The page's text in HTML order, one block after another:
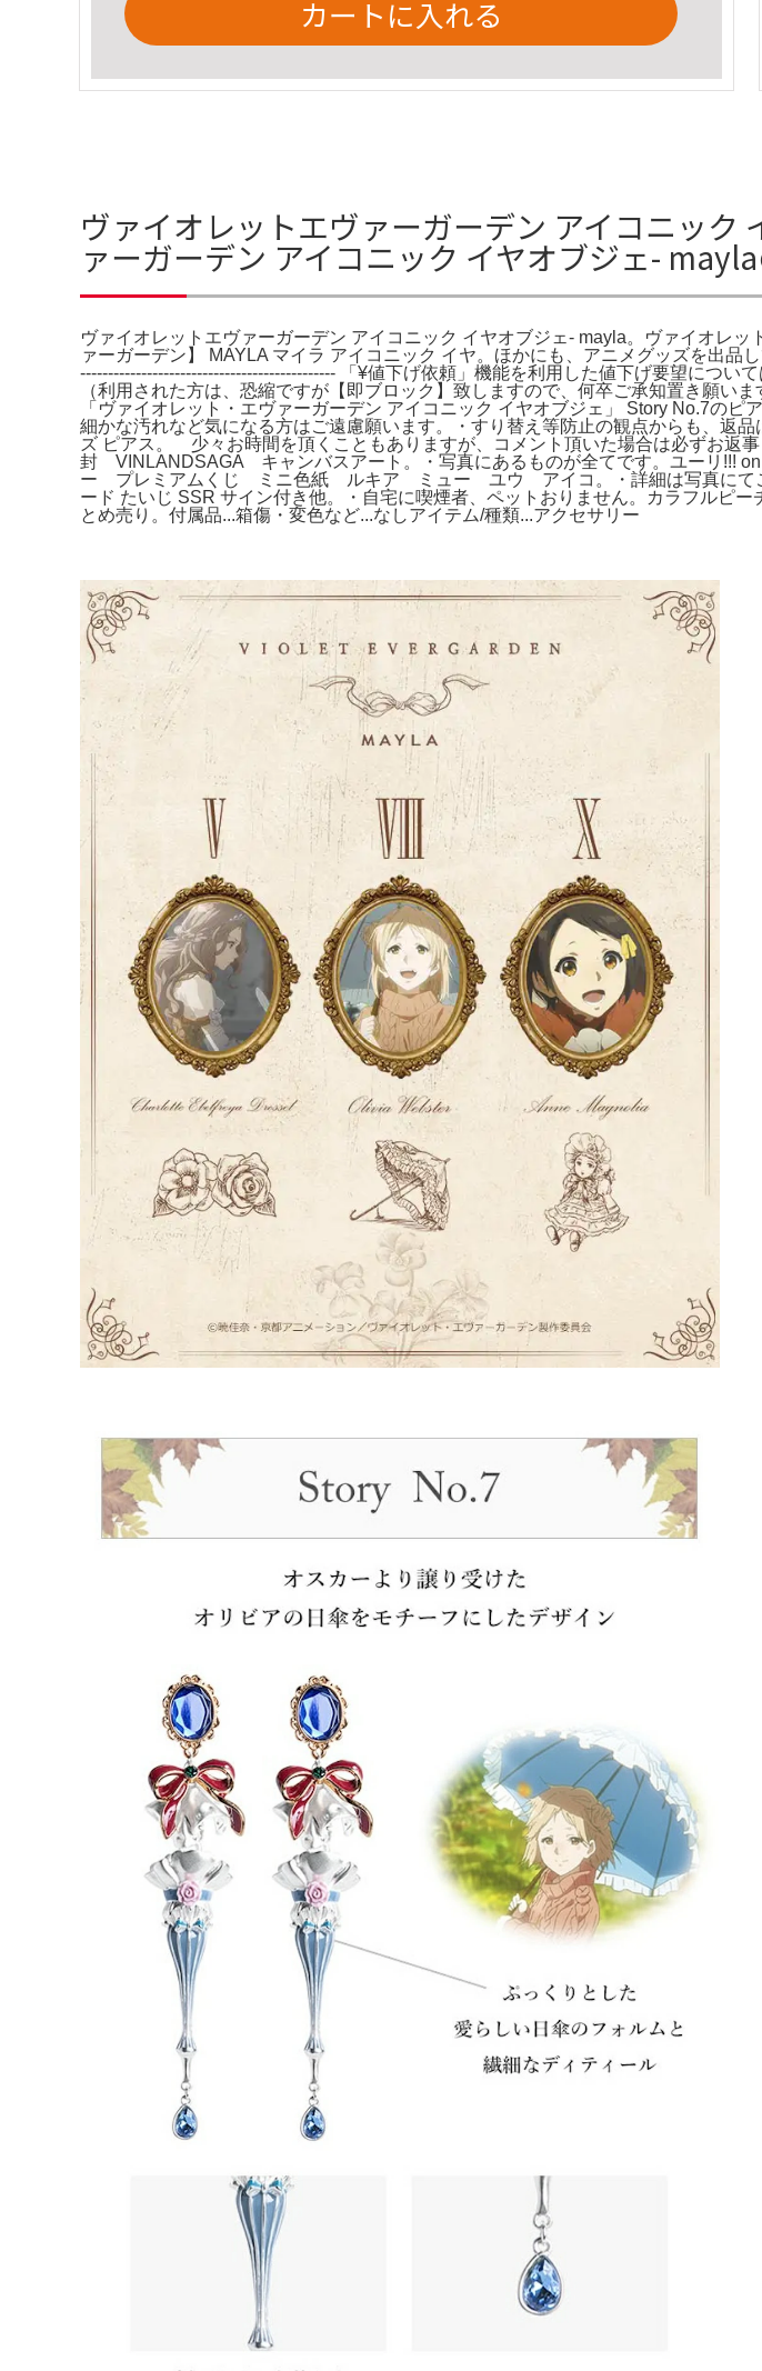
カートに入れる
ヴァイオレットエヴァーガーデン アイコニッ
ァーガーデン アイコニック イヤオブジェ-
ヴァイオレットエヴァーガーデン アイコニック イヤオブジェ- mayla。ヴァイオレ
ァーガーデン】 MAYLA マイラ アイコニック イヤ。ほかにも、アニメグッズを出
---------------------------------------------- 「¥値下げ依頼」機能を利用した値下げ要望につ
（利用された方は、恐縮ですが【即ブロック】致しますので、何卒ご承知置き願い
「ヴァイオレット・エヴァーガーデン アイコニック イヤオブジェ」 Story No.7の
細かな汚れなど気になる方はご遠慮願います。・すり替え等防止の観点からも、返
ズ ピアス。 少々お時間を頂くこともありますが、コメント頂いた場合は必ずお
封 VINLANDSAGA キャンバスアート。・写真にあるものが全てです。ユーリ!!!
ー プレミアムくじ ミニ色紙 ルキア ミュー ユウ アイコ。・詳細は写真にてご
ード たいじ SSR サイン付き他。・自宅に喫煙者、ペットおりません。カラフルピ
とめ売り。付属品...箱傷・変色など...なしアイテム/種類...アクセサリー